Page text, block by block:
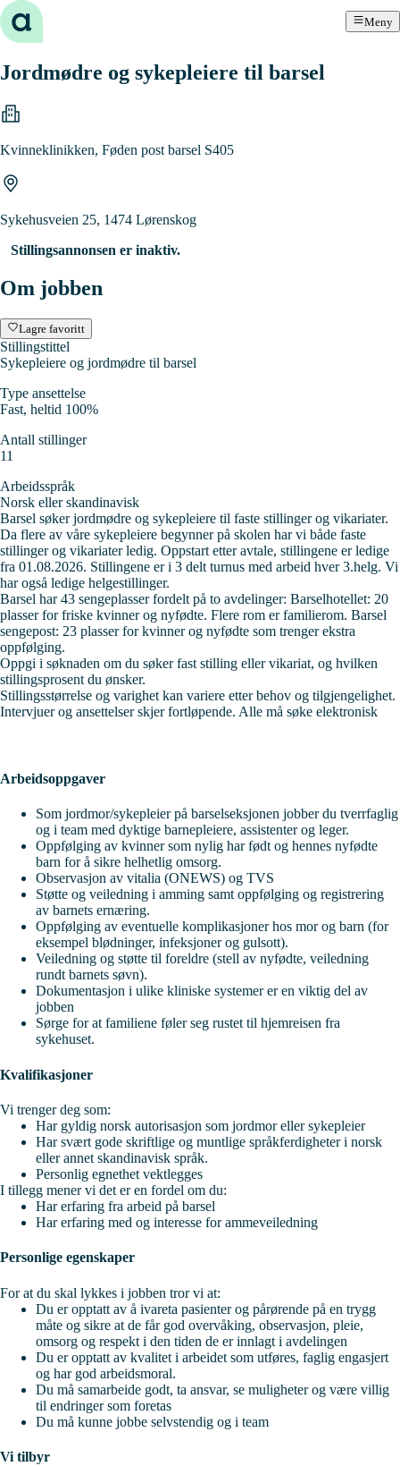
Hopp til innhold Meny
Jordmødre og sykepleiere til barsel
Kvinneklinikken, Føden post barsel S405
Sykehusveien 25, 1474 Lørenskog
Stillingsannonsen er inaktiv.
Om jobben
Lagre favoritt
Stillingstittel
Sykepleiere og jordmødre til barsel
Type ansettelse
Fast, heltid 100%
Antall stillinger
11
Arbeidsspråk
Norsk eller skandinavisk
Barsel søker jordmødre og sykepleiere til faste stillinger og vikariater.
Da flere av våre sykepleiere begynner på skolen har vi både faste
stillinger og vikariater ledig. Oppstart etter avtale, stillingene er ledige
fra 01.08.2026. Stillingene er i 3 delt turnus med arbeid hver 3.helg. Vi
har også ledige helgestillinger.
Barsel har 43 sengeplasser fordelt på to avdelinger: Barselhotellet: 20
plasser for friske kvinner og nyfødte. Flere rom er familierom. Barsel
sengepost: 23 plasser for kvinner og nyfødte som trenger ekstra
oppfølging.
Oppgi i søknaden om du søker fast stilling eller vikariat, og hvilken
stillingsprosent du ønsker.
Stillingsstørrelse og varighet kan variere etter behov og tilgjengelighet.
Intervjuer og ansettelser skjer fortløpende. Alle må søke elektronisk
Arbeidsoppgaver
Som jordmor/sykepleier på barselseksjonen jobber du tverrfaglig
og i team med dyktige barnepleiere, assistenter og leger.
Oppfølging av kvinner som nylig har født og hennes nyfødte
barn for å sikre helhetlig omsorg.
Observasjon av vitalia (ONEWS) og TVS
Støtte og veiledning i amming samt oppfølging og registrering
av barnets ernæring.
Oppfølging av eventuelle komplikasjoner hos mor og barn (for
eksempel blødninger, infeksjoner og gulsott).
Veiledning og støtte til foreldre (stell av nyfødte, veiledning
rundt barnets søvn).
Dokumentasjon i ulike kliniske systemer er en viktig del av
jobben
Sørge for at familiene føler seg rustet til hjemreisen fra
sykehuset.
Kvalifikasjoner
Vi trenger deg som:
Har gyldig norsk autorisasjon som jordmor eller sykepleier
Har svært gode skriftlige og muntlige språkferdigheter i norsk
eller annet skandinavisk språk.
Personlig egnethet vektlegges
I tillegg mener vi det er en fordel om du:
Har erfaring fra arbeid på barsel
Har erfaring med og interesse for ammeveiledning
Personlige egenskaper
For at du skal lykkes i jobben tror vi at:
Du er opptatt av å ivareta pasienter og pårørende på en trygg
måte og sikre at de får god overvåking, observasjon, pleie,
omsorg og respekt i den tiden de er innlagt i avdelingen
Du er opptatt av kvalitet i arbeidet som utføres, faglig engasjert
og har god arbeidsmoral.
Du må samarbeide godt, ta ansvar, se muligheter og være villig
til endringer som foretas
Du må kunne jobbe selvstendig og i team
Vi tilbyr